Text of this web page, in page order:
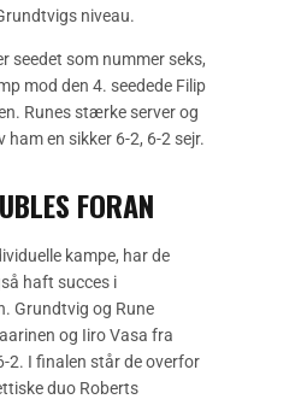
niveau.
seedet som nummer seks,
mod den 4. seedede Filip
Runes stærke server og
ham en sikker 6-2, 6-2 sejr.
FORAN
kampe, har de
haft succes i
Grundtvig og Rune
og Iiro Vasa fra
2. I finalen står de overfor
duo Roberts